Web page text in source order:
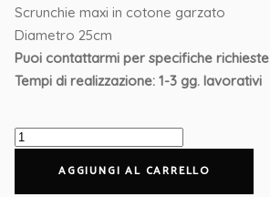
Scrunchie maxi in cotone garzato
Diametro 25cm
Puoi contattarmi per specifiche richieste
Tempi di realizzazione: 1-3 gg. lavorativi
Scrunchie
AGGIUNGI AL CARRELLO